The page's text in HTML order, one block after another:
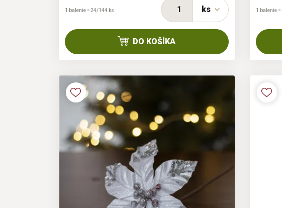
ks
1 balenie = 24/144 ks
DO KOŠÍKA
1 balenie